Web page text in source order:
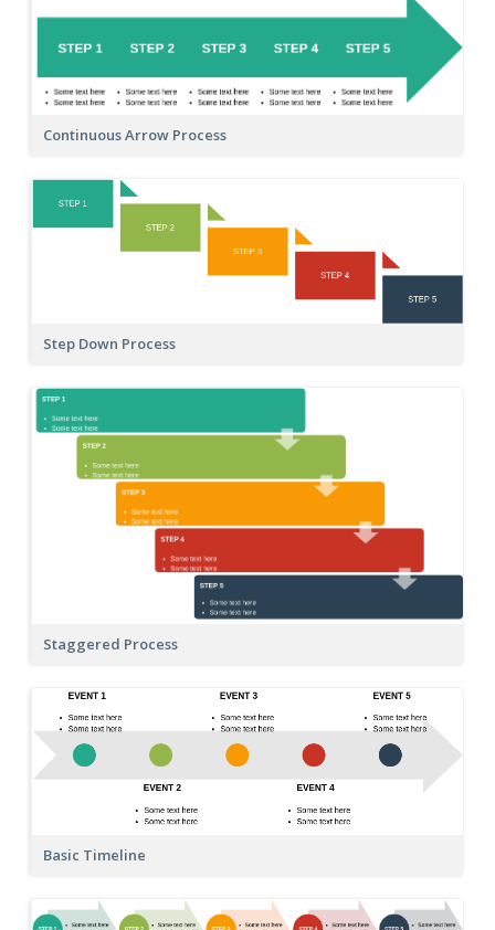
Continuous Arrow Process
Step Down Process
Staggered Process
Basic Timeline